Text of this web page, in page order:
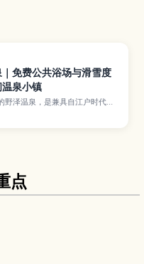
免费公共浴场与滑雪度
泉小镇
野泽温泉，是兼具自江户时代延
与粉雪滑雪胜地的人气温泉街。
的13处公共浴场与入浴礼仪、冬
点